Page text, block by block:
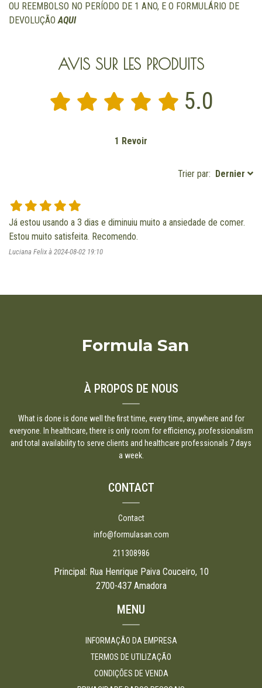
OU REEMBOLSO NO PERÍODO DE 1 ANO, E O FORMULÁRIO DE
DEVOLUÇÃO AQUI
AVIS SUR LES PRODUITS
5.0
1 Revoir
Trier par: Dernier
Já estou usando a 3 dias e diminuiu muito a ansiedade de comer.
Luciana Felix à 2024-08-02 19:10
Formula San
À PROPOS DE NOUS
What is done is done well the first time, every time, anywhere and for
everyone. In healthcare, there is only room for efficiency, professionalism
and total availability to serve clients and healthcare professionals 7 days
a week.
CONTACT
Contact
info@formulasan.com
211308986
Principal: Rua Henrique Paiva Couceiro, 10
2700-437 Amadora
MENU
INFORMAÇÃO DA EMPRESA
TERMOS DE UTILIZAÇÃO
CONDIÇÕES DE VENDA